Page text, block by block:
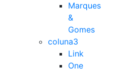
Marques
&
Gomes
coluna3
Link
One